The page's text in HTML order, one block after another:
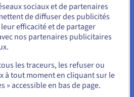
domaine offert*
d'espace disque
e-mail
en 1-clic
site web
sociaux et de partenaires
de diffuser des publicités
efficacité et de partager
nos partenaires publicitaires
les traceurs, les refuser ou
à tout moment en cliquant sur le
» accessible en bas de page.